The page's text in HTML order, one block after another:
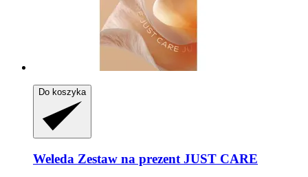
Do koszyka
Weleda Zestaw na prezent JUST CARE